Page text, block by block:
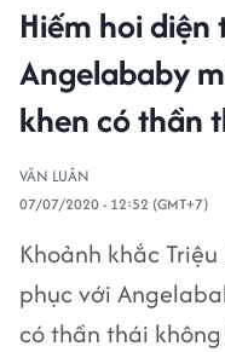
Hiếm hoi
Angelababy
khen có thần
VĂN LUÂN
07/07/2020 - 12:52 (GMT+7)
Khoảnh khắc
phục với
có thần thái